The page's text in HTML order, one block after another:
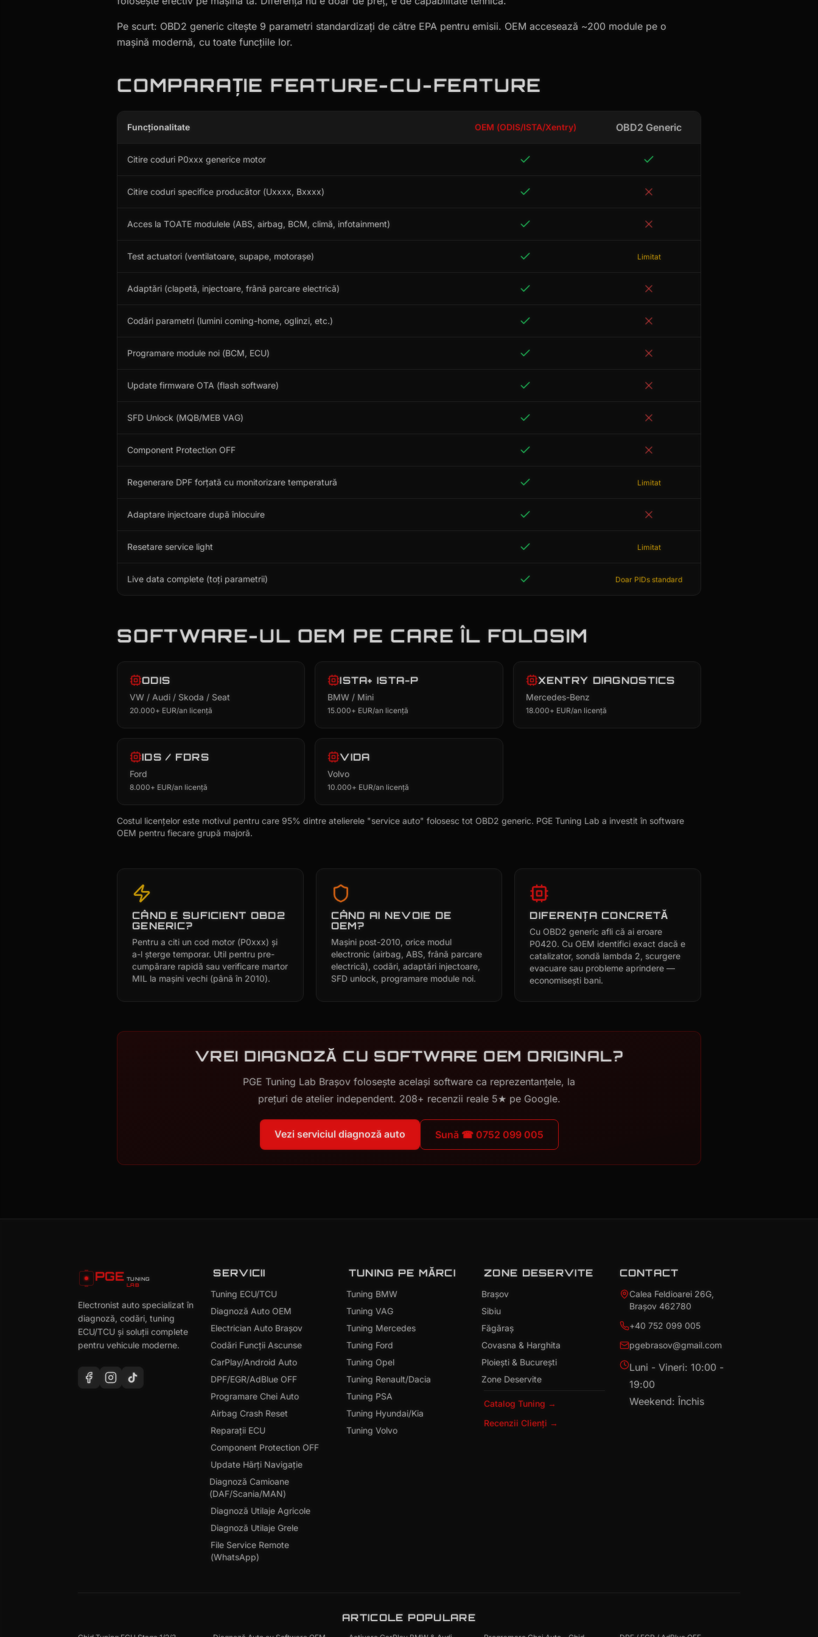
Update Hărți
Diagnoză Camioane
Pe scurt: OBD2 generic citește 9 parametri standardizați de către EPA pentru emisii. OEM accesează ~200 module pe o
mașină modernă, cu toate funcțiile lor.
COMPARAȚIE FEATURE-CU-FEATURE
Funcționalitate OEM (ODIS/ISTA/Xentry) OBD2 Generic
Citire coduri P0xxx generice motor
Citire coduri specifice producător (Uxxxx, Bxxxx)
Acces la TOATE modulele (ABS, airbag, BCM, climă, infotainment)
Test actuatori (ventilatoare, supape, motorașe) Limitat
Adaptări (clapetă, injectoare, frână parcare electrică)
Codări parametri (lumini coming-home, oglinzi, etc.)
Programare module noi (BCM, ECU)
Update firmware OTA (flash software)
SFD Unlock (MQB/MEB VAG)
Component Protection OFF
Regenerare DPF forțată cu monitorizare temperatură Limitat
Adaptare injectoare după înlocuire
Resetare service light Limitat
Live data complete (toți parametrii) Doar PIDs standard
SOFTWARE-UL OEM PE CARE ÎL FOLOSIM
ODIS
VW / Audi / Skoda / Seat
20.000+ EUR/an licență
ISTA+ ISTA-P
BMW / Mini
15.000+ EUR/an licență
XENTRY DIAGNOSTICS
Mercedes-Benz
18.000+ EUR/an licență
IDS / FDRS
Ford
8.000+ EUR/an licență
VIDA
Volvo
10.000+ EUR/an licență
Costul licențelor este motivul pentru care 95% dintre atelierele "service auto" folosesc tot OBD2 generic. PGE Tuning Lab a investit în software
OEM pentru fiecare grupă majoră.
CÂND E SUFICIENT OBD2
GENERIC?
Pentru a citi un cod motor (P0xxx) și
a-l șterge temporar. Util pentru pre-
cumpărare rapidă sau verificare martor
MIL la mașini vechi (până în 2010).
CÂND AI NEVOIE DE
OEM?
Mașini post-2010, orice modul
electronic (airbag, ABS, frână parcare
electrică), codări, adaptări injectoare,
SFD unlock, programare module noi.
DIFERENȚA CONCRETĂ
Cu OBD2 generic afli că ai eroare
P0420. Cu OEM identifici exact dacă e
catalizator, sondă lambda 2, scurgere
evacuare sau probleme aprindere —
economisești bani.
VREI DIAGNOZĂ CU SOFTWARE OEM ORIGINAL?
PGE Tuning Lab Brașov folosește același software ca reprezentanțele, la
prețuri de atelier independent. 208+ recenzii reale 5★ pe Google.
Vezi serviciul diagnoză auto Sună ☎ 0752 099 005
PGE TUNING
LAB
Electronist auto specializat în
diagnoză, codări, tuning
ECU/TCU și soluții complete
pentru vehicule moderne.
SERVICII
Tuning ECU/TCU
Diagnoză Auto OEM
Electrician Auto Brașov
Codări Funcții Ascunse
CarPlay/Android Auto
DPF/EGR/AdBlue OFF
Programare Chei Auto
Airbag Crash Reset
Reparații ECU
Component Protection OFF
Update Hărți Navigație
Diagnoză Camioane
(DAF/Scania/MAN)
Diagnoză Utilaje Agricole
Diagnoză Utilaje Grele
File Service Remote
(WhatsApp)
TUNING PE MĂRCI
Tuning BMW
Tuning VAG
Tuning Mercedes
Tuning Ford
Tuning Opel
Tuning Renault/Dacia
Tuning PSA
Tuning Hyundai/Kia
Tuning Volvo
ZONE DESERVITE
Brașov
Sibiu
Făgăraș
Covasna & Harghita
Ploiești & București
Zone Deservite
Catalog Tuning →
Recenzii Clienți →
CONTACT
Calea Feldioarei 26G,
Brașov 462780
+40 752 099 005
pgebrasov@gmail.com
Luni - Vineri: 10:00 -
19:00
Weekend: Închis
ARTICOLE POPULARE